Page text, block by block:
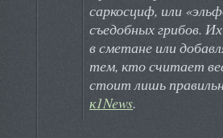
саркосциф, или
съедобных грибов.
в сметане или
тем, кто считает
стоит лишь
к1News.